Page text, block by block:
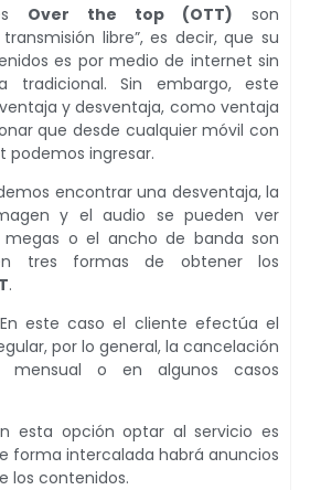
Over the top (OTT) son
libre”, es decir, que su
es por medio de internet sin
tradicional. Sin embargo, este
y desventaja, como ventaja
que desde cualquier móvil con
podemos ingresar.
encontrar una desventaja, la
y el audio se pueden ver
o el ancho de banda son
tres formas de obtener los
.
este caso el cliente efectúa el
por lo general, la cancelación
mensual o en algunos casos
esta opción optar al servicio es
forma intercalada habrá anuncios
los contenidos.